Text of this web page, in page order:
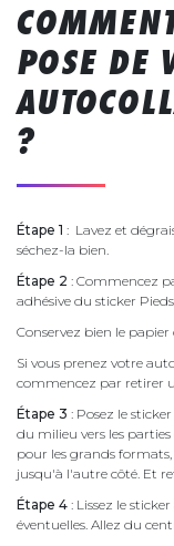
POSE DE
?
Étape 1 : Lavez et
séchez-la bien.
Étape 2 : Commencez
adhésive du sticker Pieds
Conservez bien le
Si vous prenez votre
commencez par retirer
Étape 3 : Posez le
du milieu vers les
pour les grands
jusqu'à l'autre côté. Et
Étape 4 : Lissez le
éventuelles. Allez du